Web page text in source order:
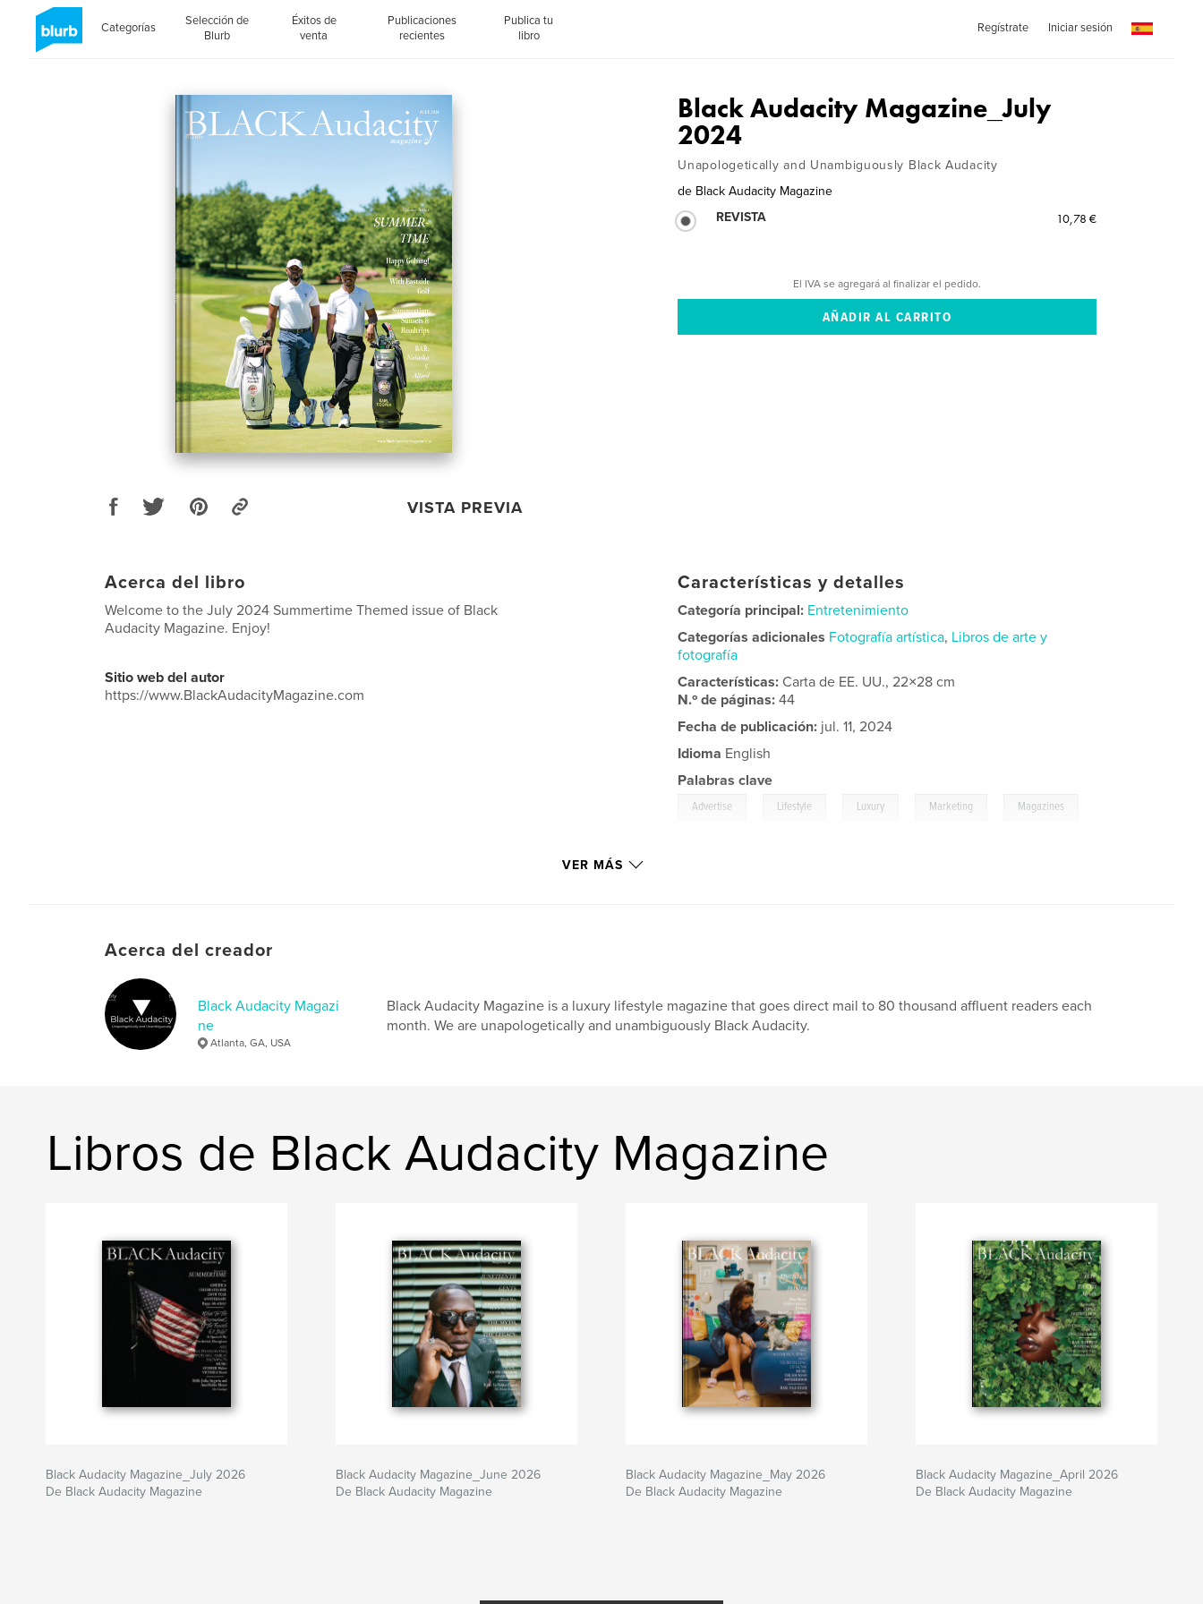
Categorías
Selección de
Blurb
Éxitos de
venta
Publicaciones
recientes
Publica tu
libro
Regístrate Iniciar sesión
VISTA PREVIA
Black Audacity Magazine_July
2024
Unapologetically and Unambiguously Black Audacity
de Black Audacity Magazine
REVISTA
10,78 €
El IVA se agregará al finalizar el pedido.
Acerca del libro
Welcome to the July 2024 Summertime Themed issue of Black
Audacity Magazine. Enjoy!
Sitio web del autor
https://www.BlackAudacityMagazine.com
Características y detalles
Categoría principal: Entretenimiento
Categorías adicionales Fotografía artística, Libros de arte y
fotografía
Características:Carta de EE. UU., 22×28 cm
N.º de páginas:44
Fecha de publicación: jul. 11, 2024
Idioma English
Palabras clave
Advertise Lifestyle Luxury Marketing Magazines
VER MÁS
Acerca del creador
Black Audacity Magazi
ne
Atlanta, GA, USA
Black Audacity Magazine is a luxury lifestyle magazine that goes direct mail to 80 thousand affluent readers each
month. We are unapologetically and unambiguously Black Audacity.
Libros de Black Audacity Magazine
Black Audacity Magazine_July 2026
De Black Audacity Magazine
Black Audacity Magazine_June 2026
De Black Audacity Magazine
Black Audacity Magazine_May 2026
De Black Audacity Magazine
Black Audacity Magazine_April 2026
De Black Audacity Magazine